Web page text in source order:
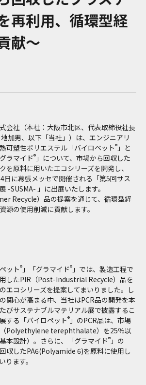
再利用、循環型経
献～
会社（本社：大阪市北区、代表取締役社長
加男、以下「当社」）は、エンジニアリ
可塑性ポリエステル「バイロペット® 」と
ラマイド® 」について、市場から回収した
を原料に用いたエコシリーズを開発し、
日に幕張メッセで開催される「第5回サス
-SUSMA- 」に出展いたします。
Recycle）品の提案を通じて、循環型経
源の使用削減に貢献します。
ット® 」「グラマイド® 」では、製造工程で
したPIR（Post-Industrial Recycle）品を
エコシリーズを提案してまいりました。し
関心が高まる中、当社はPCR品の開発を本
びサステナブルマテリアル展で披露するこ
する「バイロペット® 」のPCR品は、市場
Polyethylene terephthalate）を25％以
本設計）。さらに、「グラマイド® 」の
収したPA6(Polyamide 6)を原料に使用し
ります。